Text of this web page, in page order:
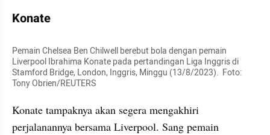
Konate
Pemain Chelsea Ben Chilwell berebut bola dengan pemain
Liverpool Ibrahima Konate pada pertandingan Liga Inggris di
Stamford Bridge, London, Inggris, Minggu (13/8/2023).  Foto:
Tony Obrien/REUTERS
Konate tampaknya akan segera mengakhiri
perjalanannya bersama Liverpool. Sang pemain